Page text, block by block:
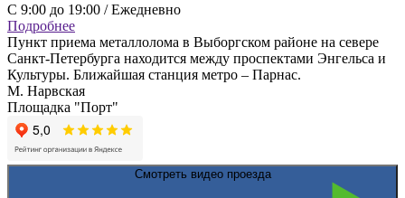
С 9:00 до 19:00 / Ежедневно
Подробнее
Пункт приема металлолома в Выборгском районе на севере
Санкт-Петербурга находится между проспектами Энгельса и
Культуры. Ближайшая станция метро – Парнас.
М. Нарвская
Площадка "Порт"
Смотреть видео проезда